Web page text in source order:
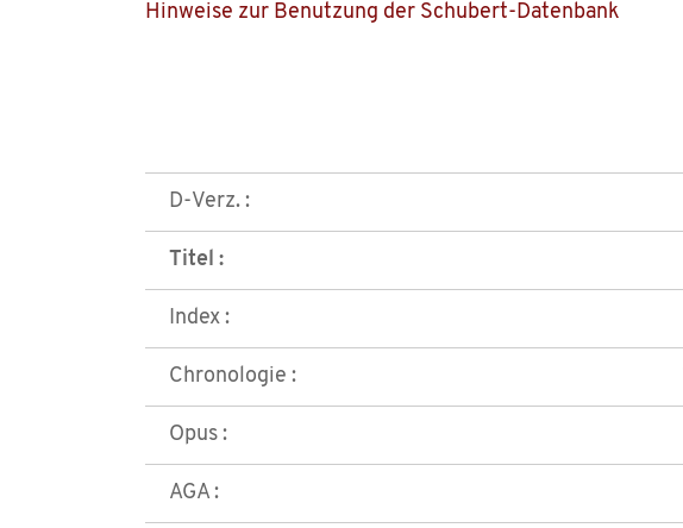
Hinweise zur Benutzung der Schubert-Datenbank
D-Verz. :
Titel :
Index :
Chronologie :
Opus :
AGA :